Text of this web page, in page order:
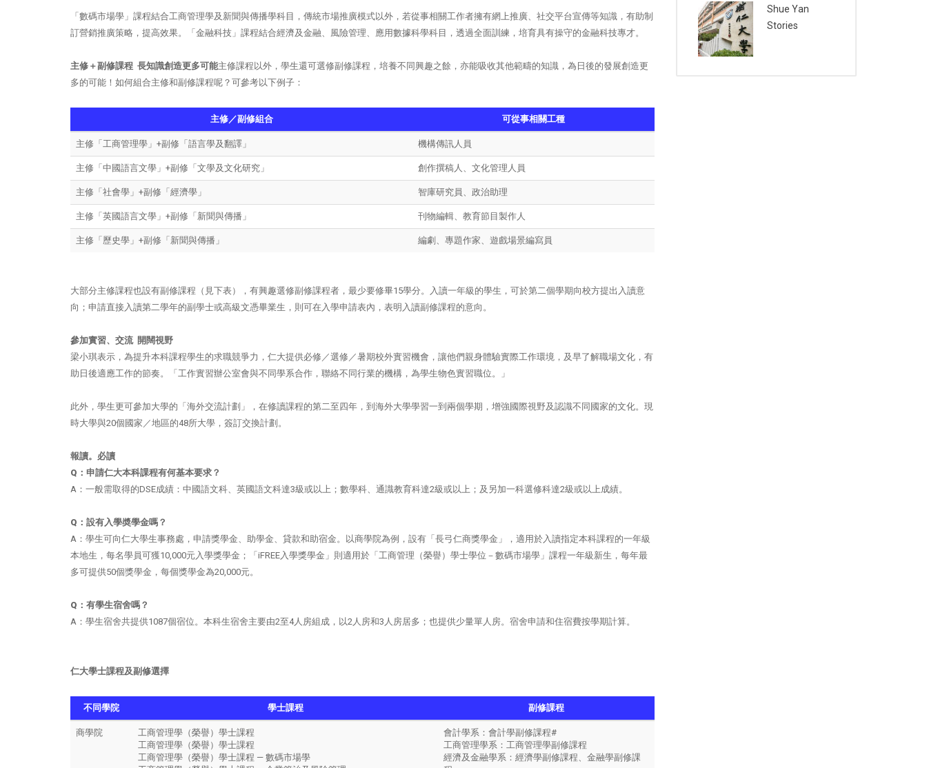
「數碼市場學」課程結合工商管理學及新聞與傳播學科目，傳統市場推廣模式以外，若從事相關工作者擁有網上推廣、社交平台宣傳等知識，有助制
訂營銷推廣策略，提高效果。「金融科技」課程結合經濟及金融、風險管理、應用數據科學科目，透過全面訓練，培育具有操守的金融科技專才。
主修＋副修課程 長知識創造更多可能主修課程以外，學生還可選修副修課程，培養不同興趣之餘，亦能吸收其他範疇的知識，為日後的發展創造更
多的可能！如何組合主修和副修課程呢？可參考以下例子：
主修／副修組合 可從事相關工種
主修「工商管理學」+副修「語言學及翻譯」 機構傳訊人員
主修「中國語言文學」+副修「文學及文化研究」 創作撰稿人、文化管理人員
主修「社會學」+副修「經濟學」 智庫研究員、政治助理
主修「英國語言文學」+副修「新聞與傳播」 刊物編輯、教育節目製作人
主修「歷史學」+副修「新聞與傳播」 編劇、專題作家、遊戲場景編寫員
大部分主修課程也設有副修課程（見下表），有興趣選修副修課程者，最少要修畢15學分。入讀一年級的學生，可於第二個學期向校方提出入讀意
向；申請直接入讀第二學年的副學士或高級文憑畢業生，則可在入學申請表內，表明入讀副修課程的意向。
參加實習、交流 開闊視野
梁小琪表示，為提升本科課程學生的求職競爭力，仁大提供必修／選修／暑期校外實習機會，讓他們親身體驗實際工作環境，及早了解職場文化，有
助日後適應工作的節奏。「工作實習辦公室會與不同學系合作，聯絡不同行業的機構，為學生物色實習職位。」
此外，學生更可參加大學的「海外交流計劃」，在修讀課程的第二至四年，到海外大學學習一到兩個學期，增強國際視野及認識不同國家的文化。現
時大學與20個國家／地區的48所大學，簽訂交換計劃。
報讀。必讀
Q：申請仁大本科課程有何基本要求？
A：一般需取得的DSE成績：中國語文科、英國語文科達3級或以上；數學科、通識教育科達2級或以上；及另加一科選修科達2級或以上成績。
Q：設有入學奬學金嗎？
A：學生可向仁大學生事務處，申請獎學金、助學金、貸款和助宿金。以商學院為例，設有「長弓仁商獎學金」，適用於入讀指定本科課程的一年級
本地生，每名學員可獲10,000元入學獎學金；「iFREE入學獎學金」則適用於「工商管理（榮譽）學士學位－數碼市場學」課程一年級新生，每年最
多可提供50個獎學金，每個獎學金為20,000元。
Q：有學生宿舍嗎？
A：學生宿舍共提供1087個宿位。本科生宿舍主要由2至4人房組成，以2人房和3人房居多；也提供少量單人房。宿舍申請和住宿費按學期計算。
仁大學士課程及副修選擇
不同學院 學士課程 副修課程
商學院
工商管理學（榮譽）學士課程
工商管理學（榮譽）學士課程
工商管理學（榮譽）學士課程 — 數碼市場學
會計學系：會計學副修課程#
工商管理學系：工商管理學副修課程
經濟及金融學系：經濟學副修課程、金融學副修課
Shue Yan
Stories